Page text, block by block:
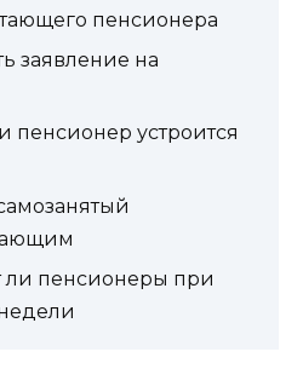
пенсионера
заявление на
пенсионер устроится
ли пенсионеры при